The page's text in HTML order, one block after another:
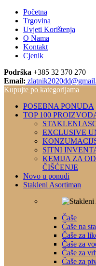
Početna
Trgovina
Uvjeti Korištenja
O Nama
Kontakt
Cjenik
Podrška +385 32 370 270
Email:
Kupujte po kategorijama
POSEBNA PONUDA
TOP 100
STAKLENI
EXCLUSIVE
SITNI
KEMIJA ZA
ČIŠĆENJE
Novo u ponudi
Stakleni Asortiman
Čaše
Čaše na
Čaše za
Čaše za
Čaše za
Čaše za